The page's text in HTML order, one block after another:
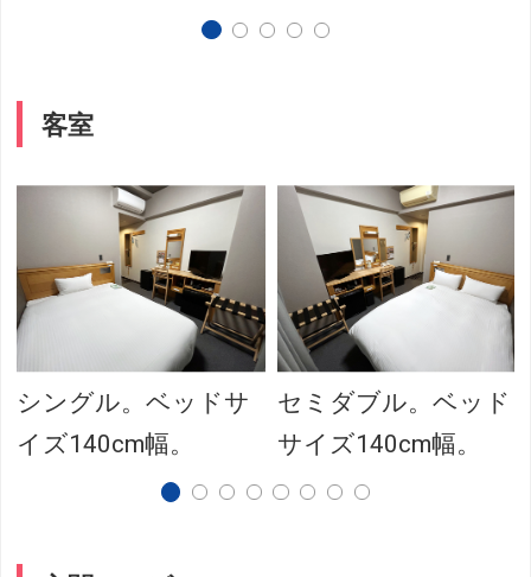
客室
シングル。ベッドサ
イズ140cm幅。
セミダブル。ベッド
サイズ140cm幅。